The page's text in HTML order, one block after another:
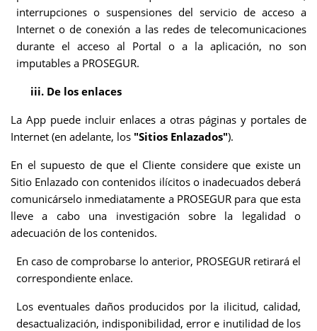
interrupciones o suspensiones del servicio de acceso a
Internet o de conexión a las redes de telecomunicaciones
durante el acceso al Portal o a la aplicación, no son
imputables a PROSEGUR.
iii. De los enlaces
La App puede incluir enlaces a otras páginas y portales de
Internet (en adelante, los "Sitios Enlazados").
En el supuesto de que el Cliente considere que existe un
Sitio Enlazado con contenidos ilícitos o inadecuados deberá
comunicárselo inmediatamente a PROSEGUR para que esta
lleve a cabo una investigación sobre la legalidad o
adecuación de los contenidos.
En caso de comprobarse lo anterior, PROSEGUR retirará el
correspondiente enlace.
Los eventuales daños producidos por la ilicitud, calidad,
desactualización, indisponibilidad, error e inutilidad de los